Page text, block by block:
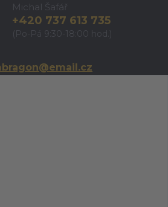
Michal Šafář
+420 737 613 735
(Po-Pá 9:30-18:00 hod.)